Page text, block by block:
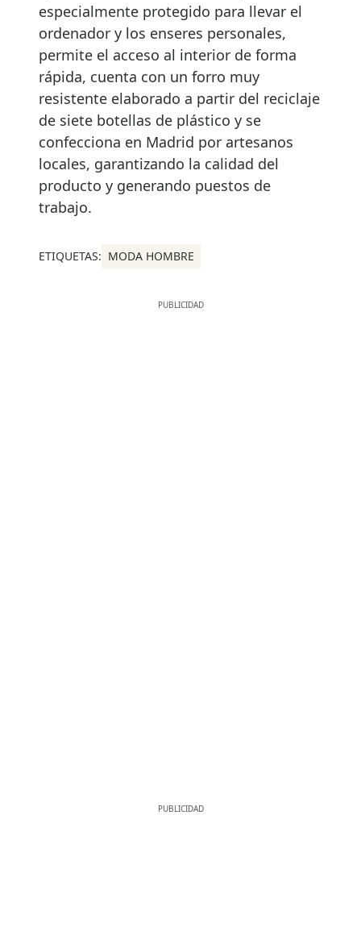
especialmente protegido para llevar el
ordenador y los enseres personales,
permite el acceso al interior de forma
rápida, cuenta con un forro muy
resistente elaborado a partir del reciclaje
de siete botellas de plástico y se
confecciona en Madrid por artesanos
locales, garantizando la calidad del
producto y generando puestos de
trabajo.
ETIQUETAS: MODA HOMBRE